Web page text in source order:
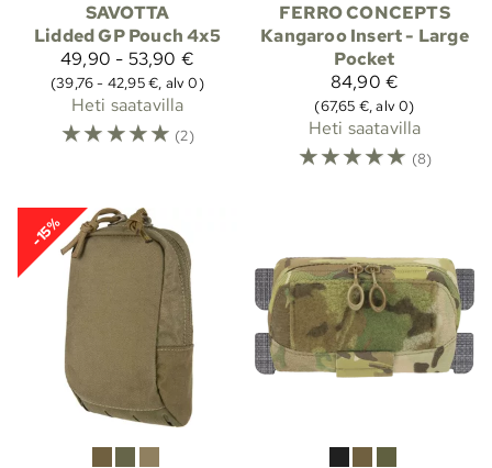
SAVOTTA
Lidded GP Pouch 4x5
49,90 - 53,90 €
(39,76 - 42,95 €, alv 0)
Heti saatavilla
☆☆☆☆☆ (2)
FERRO CONCEPTS
Kangaroo Insert - Large
Pocket
84,90 €
(67,65 €, alv 0)
Heti saatavilla
☆☆☆☆☆ (8)
-15%